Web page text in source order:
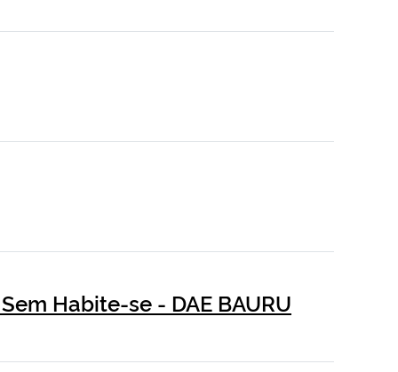
Habite-se - DAE BAURU